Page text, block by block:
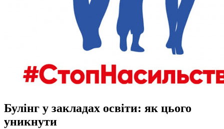
Булінг у закладах освіти: як цього
уникнути